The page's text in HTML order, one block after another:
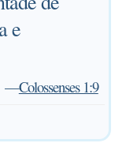
e
—Colossenses 1:9